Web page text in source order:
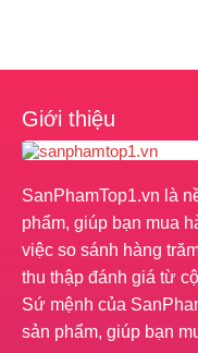
Giới thiệu
SanPhamTop1.vn là
phẩm, giúp bạn mua
việc so sánh hàng
thu thập đánh giá từ
Sứ mệnh của
sản phẩm, giúp bạn